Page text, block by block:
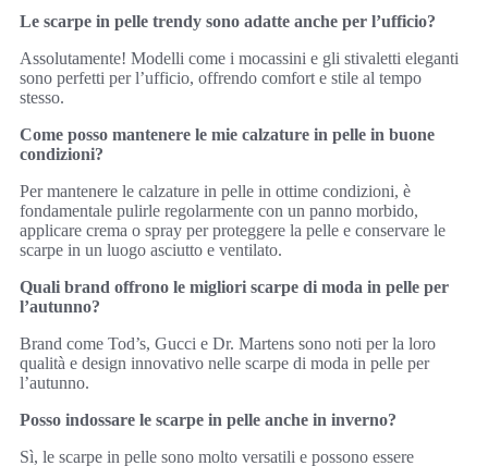
Le scarpe in pelle trendy sono adatte anche per l’ufficio?
Assolutamente! Modelli come i mocassini e gli stivaletti eleganti
sono perfetti per l’ufficio, offrendo comfort e stile al tempo
stesso.
Come posso mantenere le mie calzature in pelle in buone
condizioni?
Per mantenere le calzature in pelle in ottime condizioni, è
fondamentale pulirle regolarmente con un panno morbido,
applicare crema o spray per proteggere la pelle e conservare le
scarpe in un luogo asciutto e ventilato.
Quali brand offrono le migliori scarpe di moda in pelle per
l’autunno?
Brand come Tod’s, Gucci e Dr. Martens sono noti per la loro
qualità e design innovativo nelle scarpe di moda in pelle per
l’autunno.
Posso indossare le scarpe in pelle anche in inverno?
Sì, le scarpe in pelle sono molto versatili e possono essere